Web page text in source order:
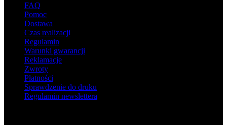
FAQ
Pomoc
Dostawa
Czas realizacji
Regulamin
Warunki gwarancji
Reklamacje
Zwroty
Płatności
Sprawdzenie do druku
Regulamin newslettera